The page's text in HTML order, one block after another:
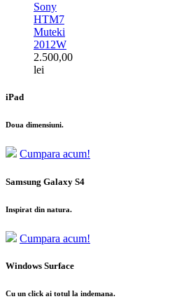
Sony
HTM7
Muteki
2012W
2.500,00
lei
iPad
Doua dimensiuni.
Cumpara acum!
Samsung Galaxy S4
Inspirat din natura.
Cumpara acum!
Windows Surface
Cu un click ai totul la indemana.